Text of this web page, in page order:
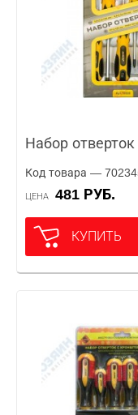
Набор
Код товара —
ЦЕНА 481 РУБ.
КУПИТЬ